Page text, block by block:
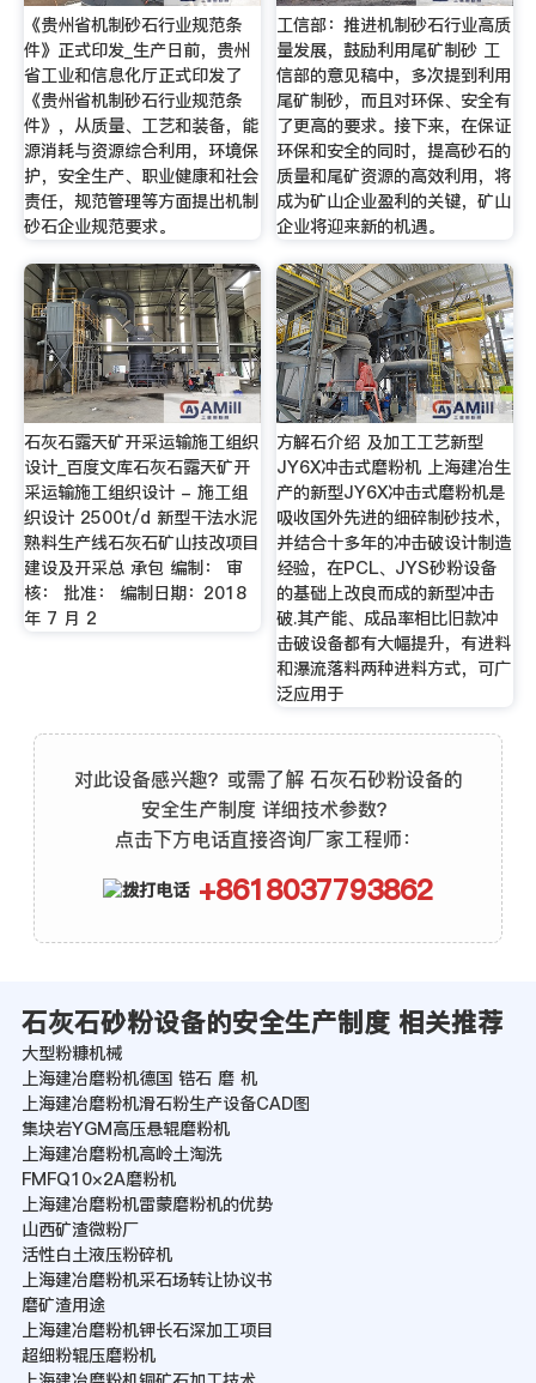
《贵州省机制砂石行业规范条
件》正式印发_生产日前，贵州
省工业和信息化厅正式印发了
《贵州省机制砂石行业规范条
件》，从质量、工艺和装备，能
源消耗与资源综合利用，环境保
护，安全生产、职业健康和社会
责任，规范管理等方面提出机制
砂石企业规范要求。
工信部：推进机制砂石行业高质
量发展，鼓励利用尾矿制砂 工
信部的意见稿中，多次提到利用
尾矿制砂，而且对环保、安全有
了更高的要求。接下来，在保证
环保和安全的同时，提高砂石的
质量和尾矿资源的高效利用，将
成为矿山企业盈利的关键，矿山
企业将迎来新的机遇。
石灰石露天矿开采运输施工组织
设计_百度文库石灰石露天矿开
采运输施工组织设计 - 施工组
织设计 2500t/d 新型干法水泥
熟料生产线石灰石矿山技改项目
建设及开采总 承包 编制： 审
核： 批准： 编制日期：2018
年 7 月 2
方解石介绍 及加工工艺新型
JY6X冲击式磨粉机 上海建冶生
产的新型JY6X冲击式磨粉机是
吸收国外先进的细碎制砂技术，
并结合十多年的冲击破设计制造
经验，在PCL、JYS砂粉设备
的基础上改良而成的新型冲击
破.其产能、成品率相比旧款冲
击破设备都有大幅提升，有进料
和瀑流落料两种进料方式，可广
泛应用于
对此设备感兴趣？或需了解 石灰石砂粉设备的
安全生产制度 详细技术参数？
点击下方电话直接咨询厂家工程师：
+8618037793862
石灰石砂粉设备的安全生产制度 相关推荐
大型粉糠机械
上海建冶磨粉机德国 锆石 磨 机
上海建冶磨粉机滑石粉生产设备CAD图
集块岩YGM高压悬辊磨粉机
上海建冶磨粉机高岭土淘洗
FMFQ10×2A磨粉机
上海建冶磨粉机雷蒙磨粉机的优势
山西矿渣微粉厂
活性白土液压粉碎机
上海建冶磨粉机采石场转让协议书
磨矿渣用途
上海建冶磨粉机钾长石深加工项目
超细粉辊压磨粉机